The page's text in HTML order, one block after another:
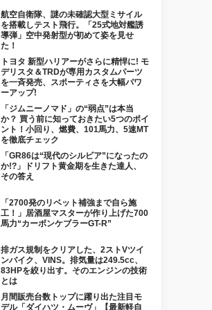
航空自衛隊、謎の未確認大型ミサイル
を搭載しテスト飛行。「25式地対艦誘
導弾」空中発射型が初めて姿を見せ
た！
トヨタ 新型ハリアーがさらに精悍に! モ
デリスタ＆TRDが専用カスタムパーツ
を一斉発売、スポーティさを大幅パワ
ーアップ!
「ジムニーノマド」の“弱点”は本当
か？ 買う前に知っておきたい5つのポイ
ント！小回り、燃費、101馬力、5速MT
を徹底チェック
「GR86は“現代のシルビア”になったの
か!?」ドリフト黄金期を生きた達人、
その答え
「2700発のリベット補強まで自ら施
工！」居酒屋マスターが作り上げた700
馬力“カーボンケブラーGT-R”
排ガス規制をクリアした、2ストVツイ
ンバイク、VINS。排気量は249.5cc、
83HPを絞り出す。そのエンジンの技術
とは
月間販売台数トップに躍り出た注目モ
デル「ダイハツ・ムーヴ」【最新軽自